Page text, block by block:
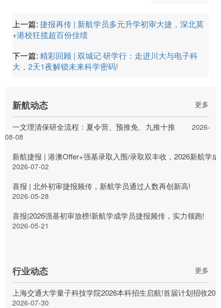
上一篇: 捷报再传 | 新航学员多元升学初审大捷，深北莫
+港校狂揽超百份佳绩
下一篇: 精彩回顾 | 双城记·研学行：走进川大与电子科
大，2天1夜解锁未来科学密码!
新航动态 更多
一文理清保研全流程：夏令营、预推免、九推十推
2026-
08-08
新航捷报 | 港澳Offer+强基录取入围/录取双丰收，2026新航学
2026-07-02
喜报 | 北外初审捷报频传，新航学员通过人数再创新高!
2026-05-28
喜报|2026强基初审放榜!新航学成学员捷报频传，实力领跑!
2026-05-21
行业动态 更多
上海交通大学量子科技学院2026本科招生启航!首届计划招收20
2026-07-30